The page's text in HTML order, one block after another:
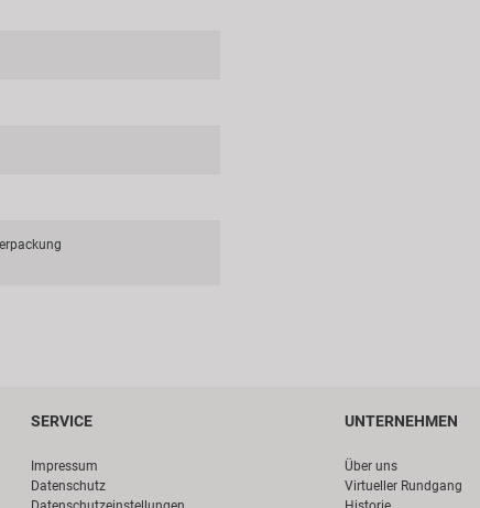
SERVICE
Impressum
Datenschutz
UNTERNEHMEN
Über uns
Virtueller Rundgang